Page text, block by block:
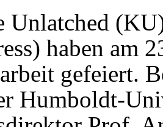
Unlatched
haben am
gefeiert.
Humboldt-